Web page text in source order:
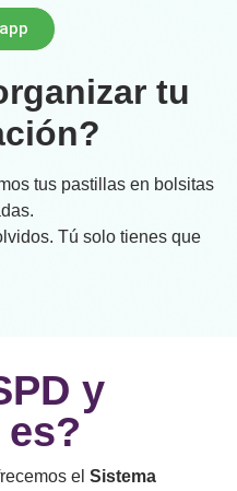
tu
tus pastillas en bolsitas
Tú solo tienes que
y
el Sistema